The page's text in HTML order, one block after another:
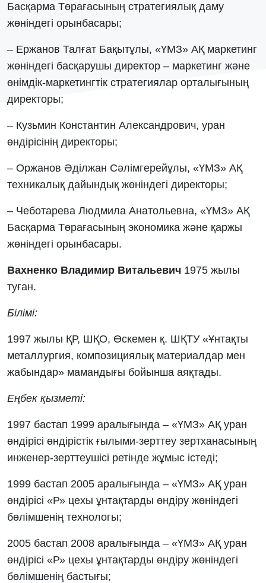
Басқарма Төрағасының стратегиялық даму
жөніндегі орынбасары;
– Ержанов Талғат Бақытұлы, «ҮМЗ» АҚ маркетинг
жөніндегі басқарушы директор – маркетинг және
өнімдік-маркетингтік стратегиялар орталығының
директоры;
– Кузьмин Константин Александрович, уран
өндірісінің директоры;
– Оржанов Әділжан Сәлімгерейұлы, «ҮМЗ» АҚ
техникалық дайындық жөніндегі директоры;
– Чеботарева Людмила Анатольевна, «ҮМЗ» АҚ
Басқарма Төрағасының экономика және қаржы
жөніндегі орынбасары.
Вахненко Владимир Витальевич 1975 жылы
туған.
Білімі:
1997 жылы ҚР, ШҚО, Өскемен қ. ШҚТУ «Ұнтақты
металлургия, композициялық материалдар мен
жабындар» мамандығы бойынша аяқтады.
Еңбек қызметі:
1997 бастап 1999 аралығында – «ҮМЗ» АҚ уран
өндірісі өндірістік ғылыми-зерттеу зертханасының
инженер-зерттеушісі ретінде жұмыс істеді;
1999 бастап 2005 аралығында – «ҮМЗ» АҚ уран
өндірісі «Р» цехы ұнтақтарды өндіру жөніндегі
бөлімшенің технологы;
2005 бастап 2008 аралығында – «ҮМЗ» АҚ уран
өндірісі «Р» цехы ұнтақтарды өндіру жөніндегі
бөлімшенің бастығы;